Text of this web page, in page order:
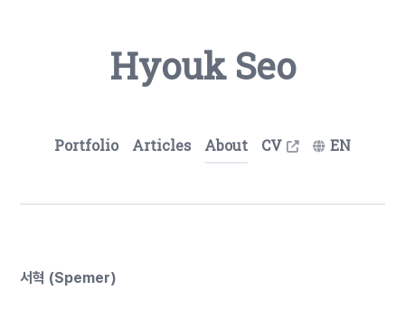
Hyouk Seo
Portfolio Articles About CV EN
서혁 (Spemer)